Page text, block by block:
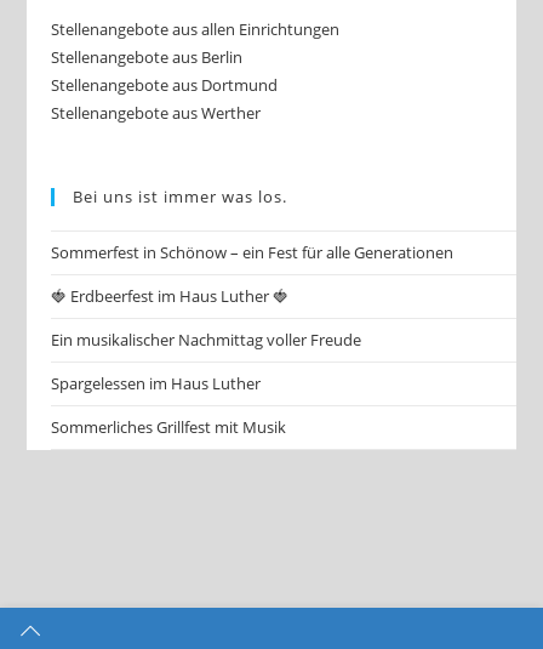
Stellenangebote aus allen Einrichtungen
Stellenangebote aus Berlin
Stellenangebote aus Dortmund
Stellenangebote aus Werther
Bei uns ist immer was los.
Sommerfest in Schönow – ein Fest für alle Generationen
🍓 Erdbeerfest im Haus Luther 🍓
Ein musikalischer Nachmittag voller Freude
Spargelessen im Haus Luther
Sommerliches Grillfest mit Musik